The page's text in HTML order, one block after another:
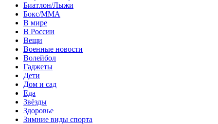
Биатлон/Лыжи
Бокс/MMA
В мире
В России
Вещи
Военные новости
Волейбол
Гаджеты
Дети
Дом и сад
Еда
Звёзды
Здоровье
Зимние виды спорта